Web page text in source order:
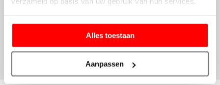
Alles toestaan
Aanpassen
25 vakantiedagen en 20 roostervrije dagen
Goede secundaire arbeidsvoorwaarden (telefoon- en
werkbus van de zaak, sportschoolabonnement)